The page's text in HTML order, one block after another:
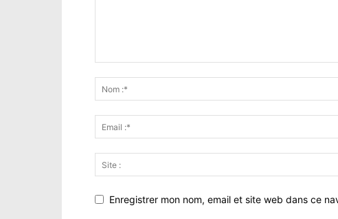
Enregistrer mon nom, email et site web dans ce